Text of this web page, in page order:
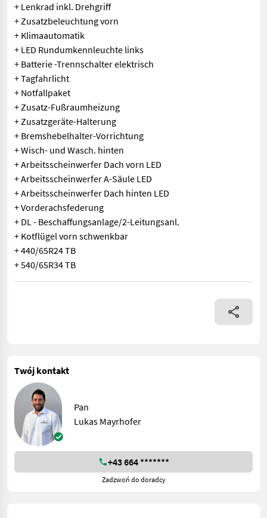
+ Lenkrad inkl. Drehgriff
+ Zusatzbeleuchtung vorn
+ Klimaautomatik
+ LED Rundumkennleuchte links
+ Batterie -Trennschalter elektrisch
+ Tagfahrlicht
+ Notfallpaket
+ Zusatz-Fußraumheizung
+ Zusatzgeräte-Halterung
+ Bremshebelhalter-Vorrichtung
+ Wisch- und Wasch. hinten
+ Arbeitsscheinwerfer Dach vorn LED
+ Arbeitsscheinwerfer A-Säule LED
+ Arbeitsscheinwerfer Dach hinten LED
+ Vorderachsfederung
+ DL - Beschaffungsanlage/2-Leitungsanl.
+ Kotflügel vorn schwenkbar
+ 440/65R24 TB
+ 540/65R34 TB
+ Power Setting2 + Vorwärmpaket + Oberlenker SK hydr. Kat.
Twój kontakt
Pan
Lukas Mayrhofer
+43 664 *******
Zadzwoń do doradcy